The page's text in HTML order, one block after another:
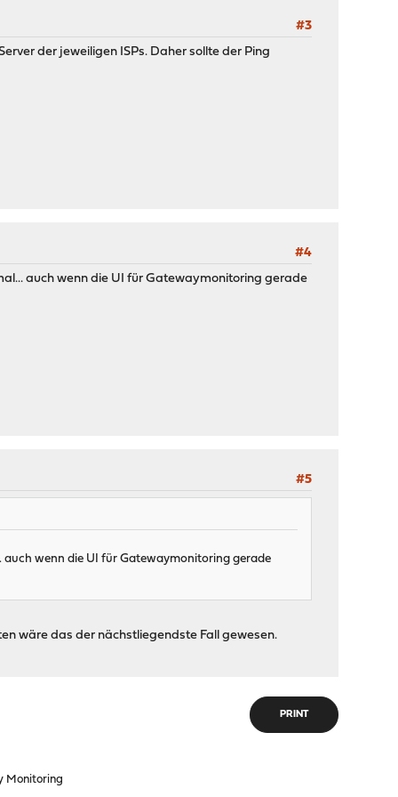
#3
der jeweiligen ISPs. Daher sollte der Ping
#4
auch wenn die UI für Gatewaymonitoring gerade
#5
auch wenn die UI für Gatewaymonitoring gerade
wäre das der nächstliegendste Fall gewesen.
PRINT
Monitoring